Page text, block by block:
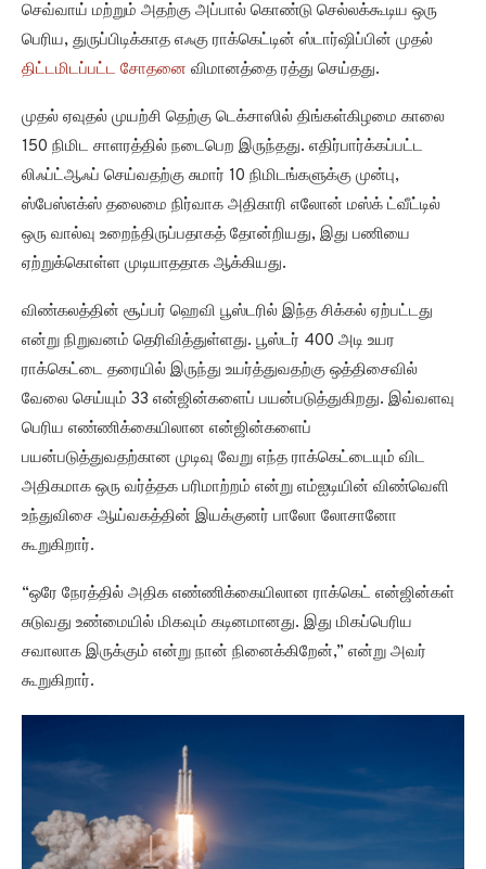
செவ்வாய் மற்றும் அதற்கு அப்பால் கொண்டு செல்லக்கூடிய ஒரு
பெரிய, துருப்பிடிக்காத எஃகு ராக்கெட்டின் ஸ்டார்ஷிப்பின் முதல்
திட்டமிடப்பட்ட சோதனை விமானத்தை ரத்து செய்தது.
முதல் ஏவுதல் முயற்சி தெற்கு டெக்சாஸில் திங்கள்கிழமை காலை
150 நிமிட சாளரத்தில் நடைபெற இருந்தது. எதிர்பார்க்கப்பட்ட
லிஃப்ட்ஆஃப் செய்வதற்கு சுமார் 10 நிமிடங்களுக்கு முன்பு,
ஸ்பேஸ்எக்ஸ் தலைமை நிர்வாக அதிகாரி எலோன் மஸ்க் ட்வீட்டில்
ஒரு வால்வு உறைந்திருப்பதாகத் தோன்றியது, இது பணியை
ஏற்றுக்கொள்ள முடியாததாக ஆக்கியது.
விண்கலத்தின் சூப்பர் ஹெவி பூஸ்டரில் இந்த சிக்கல் ஏற்பட்டது
என்று நிறுவனம் தெரிவித்துள்ளது. பூஸ்டர் 400 அடி உயர
ராக்கெட்டை தரையில் இருந்து உயர்த்துவதற்கு ஒத்திசைவில்
வேலை செய்யும் 33 என்ஜின்களைப் பயன்படுத்துகிறது. இவ்வளவு
பெரிய எண்ணிக்கையிலான என்ஜின்களைப்
பயன்படுத்துவதற்கான முடிவு வேறு எந்த ராக்கெட்டையும் விட
அதிகமாக ஒரு வர்த்தக பரிமாற்றம் என்று எம்ஐடியின் விண்வெளி
உந்துவிசை ஆய்வகத்தின் இயக்குனர் பாலோ லோசானோ
கூறுகிறார்.
“ஒரே நேரத்தில் அதிக எண்ணிக்கையிலான ராக்கெட் என்ஜின்கள்
சுடுவது உண்மையில் மிகவும் கடினமானது. இது மிகப்பெரிய
சவாலாக இருக்கும் என்று நான் நினைக்கிறேன்,” என்று அவர்
கூறுகிறார்.